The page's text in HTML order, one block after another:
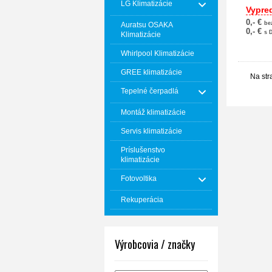
LG Klimatizácie
Auratsu OSAKA
Klimatizácie
Whirlpool Klimatizácie
GREE klimatizácie
Tepelné čerpadlá
Montáž klimatizácie
Servis klimatizácie
Príslušenstvo
klimatizácie
Fotovoltika
Rekuperácia
Výrobcovia / značky
0,- €
0,- € s
Na